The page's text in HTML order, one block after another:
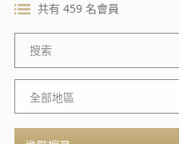
共有 459 名會員